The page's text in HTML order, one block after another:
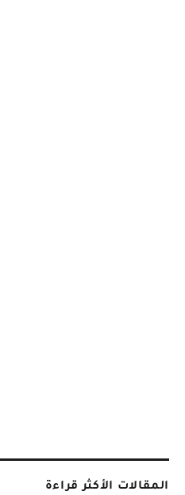
المقالات الأكثر قراءة